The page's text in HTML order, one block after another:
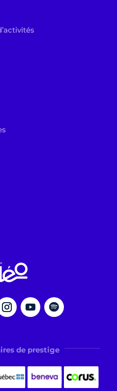
de prestige